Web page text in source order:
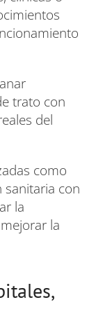
trato con
del
como
sanitaria con
la
la